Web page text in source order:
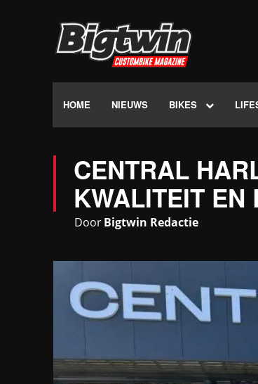
HOME NIEUWS BIKES
CENTRAL
KWALITEIT EN
DoorBigtwin Redactie